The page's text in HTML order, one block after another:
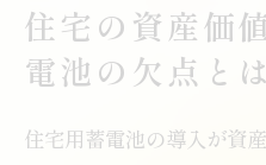
住宅の資産価
電池の欠点とは
住宅用蓄電池の導入が資